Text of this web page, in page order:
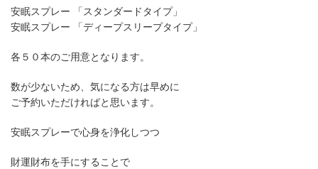
安眠スプレー 「スタンダードタイプ」
安眠スプレー 「ディープスリープタイプ」
各５０本のご用意となります。
数が少ないため、気になる方は早めに
ご予約いただければと思います。
安眠スプレーで心身を浄化しつつ
財運財布を手にすることで